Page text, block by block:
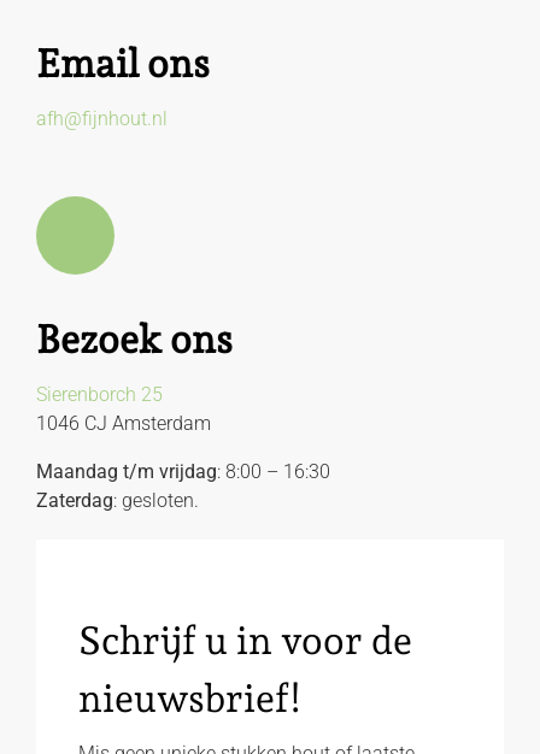
Email ons
afh@fijnhout.nl
Bezoek ons
Sierenborch 25
1046 CJ Amsterdam
Maandag t/m vrijdag: 8:00 – 16:30
Zaterdag: gesloten.
Schrijf u in voor de
nieuwsbrief!